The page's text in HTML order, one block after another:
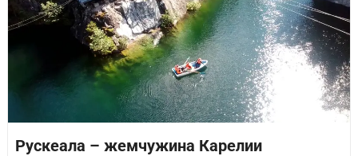
Рускеала – жемчужина Карелии